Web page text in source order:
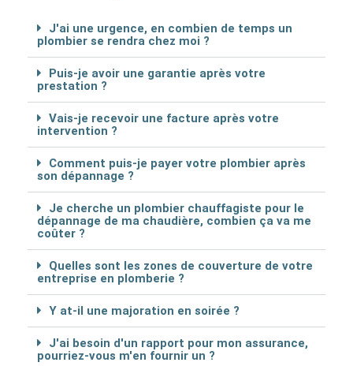
J'ai une urgence, en combien de temps un
plombier se rendra chez moi ?
Puis-je avoir une garantie après votre
prestation ?
Vais-je recevoir une facture après votre
intervention ?
Comment puis-je payer votre plombier après
son dépannage ?
Je cherche un plombier chauffagiste pour le
dépannage de ma chaudière, combien ça va me
coûter ?
Quelles sont les zones de couverture de votre
entreprise en plomberie ?
Y at-il une majoration en soirée ?
J'ai besoin d'un rapport pour mon assurance,
pourriez-vous m'en fournir un ?